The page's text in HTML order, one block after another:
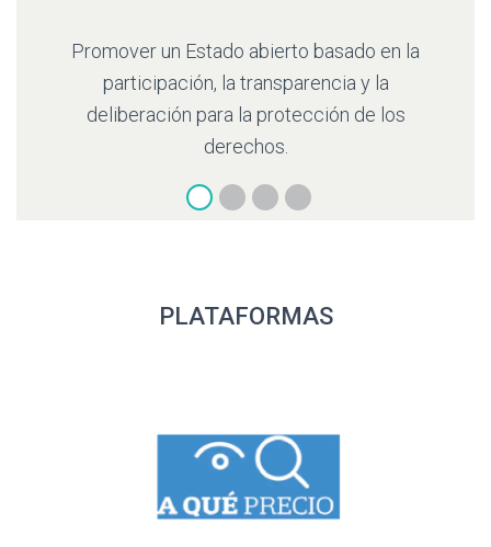
basado en la
y la
de los
Construir un debate democrático
razones mediante la producción y
información pública de
PLATAFORMAS